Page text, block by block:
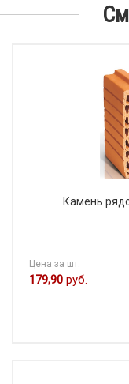
Камень
Цена за шт.
179,90 руб.